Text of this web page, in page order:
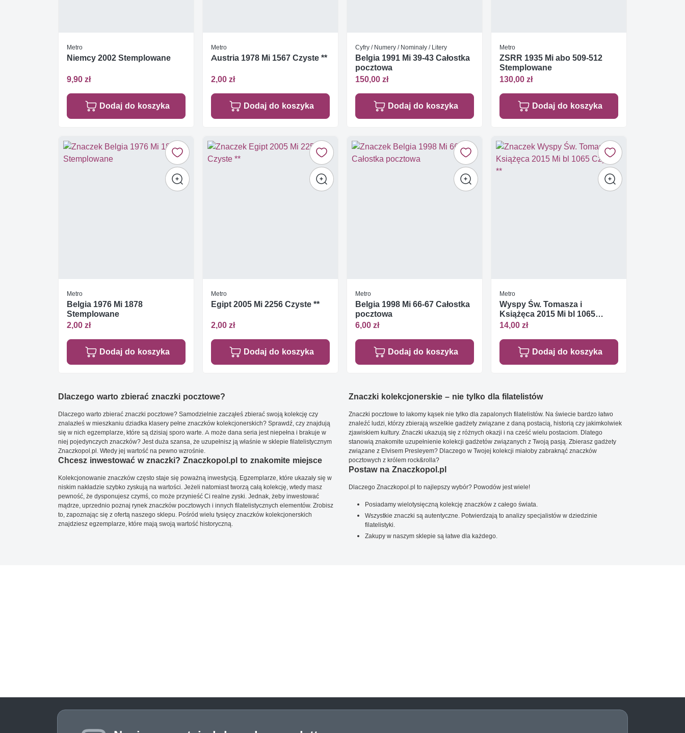
Metro
Niemcy 2002 Stemplowane
9,90 zł
Dodaj do koszyka
Metro
Austria 1978 Mi 1567 Czyste **
2,00 zł
Dodaj do koszyka
Cyfry / Numery / Nominały / Litery
Belgia 1991 Mi 39-43 Całostka
pocztowa
150,00 zł
Dodaj do koszyka
Metro
ZSRR 1935 Mi abo 509-512
Stemplowane
130,00 zł
Dodaj do koszyka
Metro
Belgia 1976 Mi 1878
Stemplowane
2,00 zł
Dodaj do koszyka
Metro
Egipt 2005 Mi 2256 Czyste **
2,00 zł
Dodaj do koszyka
Metro
Belgia 1998 Mi 66-67 Całostka
pocztowa
6,00 zł
Dodaj do koszyka
Metro
Wyspy Św. Tomasza i
Książęca 2015 Mi bl 1065
Czyste **
14,00 zł
Dodaj do koszyka
Dlaczego warto zbierać znaczki pocztowe?
Dlaczego warto zbierać znaczki pocztowe? Samodzielnie zacząłeś zbierać swoją kolekcję czy
znalazłeś w mieszkaniu dziadka klasery pełne znaczków kolekcjonerskich? Sprawdź, czy znajdują
się w nich egzemplarze, które są dzisiaj sporo warte. A może dana seria jest niepełna i brakuje w
niej pojedynczych znaczków? Jest duża szansa, że uzupełnisz ją właśnie w sklepie filatelistycznym
Znaczkopol.pl. Wtedy jej wartość na pewno wzrośnie.
Chcesz inwestować w znaczki? Znaczkopol.pl to znakomite miejsce
Kolekcjonowanie znaczków często staje się poważną inwestycją. Egzemplarze, które ukazały się w
niskim nakładzie szybko zyskują na wartości. Jeżeli natomiast tworzą całą kolekcję, wtedy masz
pewność, że dysponujesz czymś, co może przynieść Ci realne zyski. Jednak, żeby inwestować
mądrze, uprzednio poznaj rynek znaczków pocztowych i innych filatelistycznych elementów. Zrobisz
to, zapoznając się z ofertą naszego sklepu. Pośród wielu tysięcy znaczków kolekcjonerskich
znajdziesz egzemplarze, które mają swoją wartość historyczną.
Znaczki kolekcjonerskie – nie tylko dla filatelistów
Znaczki pocztowe to łakomy kąsek nie tylko dla zapalonych filatelistów. Na świecie bardzo łatwo
znaleźć ludzi, którzy zbierają wszelkie gadżety związane z daną postacią, historią czy jakimkolwiek
zjawiskiem kultury. Znaczki ukazują się z różnych okazji i na cześć wielu postaciom. Dlatego
stanowią znakomite uzupełnienie kolekcji gadżetów związanych z Twoją pasją. Zbierasz gadżety
związane z Elvisem Presleyem? Dlaczego w Twojej kolekcji miałoby zabraknąć znaczków
pocztowych z królem rock&rolla?
Postaw na Znaczkopol.pl
Dlaczego Znaczkopol.pl to najlepszy wybór? Powodów jest wiele!
Posiadamy wielotysięczną kolekcję znaczków z całego świata.
Wszystkie znaczki są autentyczne. Potwierdzają to analizy specjalistów w dziedzinie
filatelistyki.
Zakupy w naszym sklepie są łatwe dla każdego.